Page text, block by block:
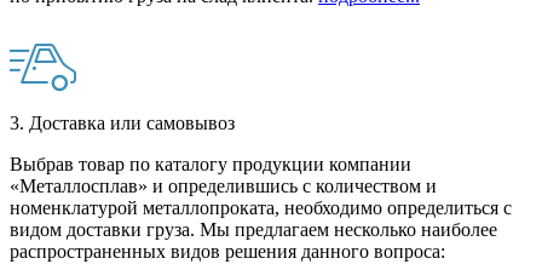
3. Доставка или самовывоз
Выбрав товар по каталогу продукции компании
«Металлосплав» и определившись с количеством и
номенклатурой металлопроката, необходимо определиться с
видом доставки груза. Мы предлагаем несколько наиболее
распространенных видов решения данного вопроса: